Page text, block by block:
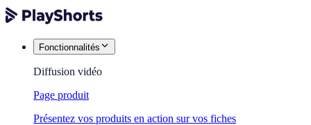
Fonctionnalités
Diffusion vidéo
Page produit
Présentez vos produits en action sur vos fiches